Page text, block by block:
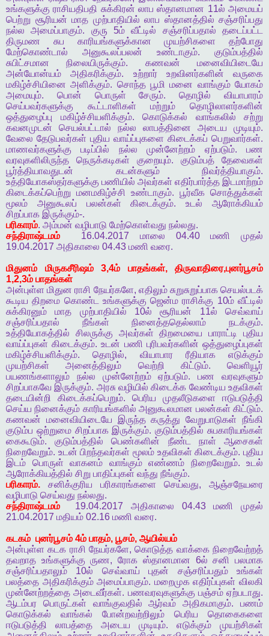
உங்களுக்கு ராசியதிபதி சுக்கிரன் லாப ஸ்தானமான 11ல் அமையப்
பெற்று சூரியன் மாத முற்பாதியில் லாப ஸ்தானத்தில் சஞ்சரிப்பது
நல்ல
அமைப்பாகும். குரு 5ம் வீட்டில் சஞ்சரிப்பதால்
தடைப்பட்ட
திருமண
சுப காரியங்களுக்கான முயற்சிகளை
தற்போது
மேற்கொண்டால்
அனுகூலப்பலன் உண்டாகும். குடும்பத்தில்
சுபிட்சமான
நிலையிருக்கும். கணவன்
மனைவியிடையே
அன்யோன்யம்
அதிகரிக்கும். உற்றார் உறவினர்களின்
வருகை
மகிழ்ச்சியினை அளிக்கும். சொந்த பூமி மனை வாங்கும் யோகம்
அமையும். பொன் பொருள் சேரும்.தொழில்
வியாபாரம்
செய்பவர்களுக்கு
கூட்டாளிகள் மற்றும்
தொழிலாளர்களின்
ஒத்துழைப்பு
மகிழ்ச்சியளிக்கும். கொடுக்கல் வாங்கலில்
சற்று
கவனமுடன்
செயல்பட்டால் நல்ல லாபத்தினை அடைய முடியும்.
வேலை தேடுபவர்கள் புதிய வாய்ப்புகளை கிடைக்கப் பெறுவார்கள்.
மாணவர்களுக்கு
படிப்பில் நல்ல முன்னேற்றம் ஏற்படும்.பண
வரவுகளிலிருந்த
நெருக்கடிகள் குறையும். குடும்பத்
தேவைகள்
பூர்த்தியாவதுடன்
கடன்களும் நிவர்த்தியாகும்.
உத்தியோகஸ்தர்களுக்கு பணியில் அவர்கள் எதிர்பார்த்த இடமாற்றம்
கிடைக்கப்பெற்று மனமகிழ்ச்சி உண்டாகும். பூர்வீக சொத்துக்கள்
மூலம்
அனுகூலப் பலன்கள் கிடைக்கும்.உடல்
ஆரோக்கியம்
சிறப்பாக இருக்கும்-.
பரிகாரம். அம்மன் வழிபாடு மேற்கொள்வது நல்லது.
சந்திராஷ்டமம் 16.04.2017 மாலை 04.40மணி
முதல்
19.04.2017 அதிகாலை 04.43 மணி வரை.
மிதுனம் மிருகசீரிஷம்3,4ம் பாதங்கள், திருவாதிரை,புனர்பூசம்
1,2,3ம் பாதங்கள்
அன்புள்ள மிதுன ராசி நேயர்களே, எதிலும் சுறுசுறுப்பாக செயல்படக்
கூடிய திறமை கொண்ட உங்களுக்கு ஜென்ம ராசிக்கு 10ம் வீட்டில்
சுக்கிரனும்
மாத முற்பாதியில் 10ல் சூரியன் 11ல்
செவ்வாய்
சஞ்சரிப்பதால்
நீங்கள் நினைத்ததெல்லாம் நடக்கும்.
உத்தியோகத்தில்
சிலருக்கு அவர்கள் திறமையை பாராட்டி
புதிய
வாய்ப்புகள் கிடைக்கும்.உடன் பணி புரிபவர்களின் ஒத்துழைப்புகள்
மகிழ்ச்சியளிக்கும்.தொழில், வியாபார ரீதியாக
எடுக்கும்
முயற்சிகள்
அனைத்திலும் வெற்றி கிட்டும். வெளியூர்
பயணங்களாலும்
நல்ல முன்னேற்றம் ஏற்படும்.பண
வரவுகளும்
சிறப்பாகவே இருக்கும். அரசு வழியில் கிடைக்க வேண்டிய உதவிகள்
தடையின்றி
கிடைக்கப்பெறும். பெரிய முதலீடுகளை
ஈடுபடுத்தி
செய்ய நினைக்கும் காரியங்களில் அனுகூலமான பலன்கள் கிட்டும்.
கணவன் மனைவியிடையே இருந்த கருத்து வேறுபாடுகள் நீங்கி
குடும்ப ஒற்றுமை சிறப்பாக இருக்கும்.குடும்பத்தில் சுபகாரியங்கள்
கைகூடும்.குடும்பத்தில் பெண்களின் நீண்ட நாள்
ஆசைகள்
நிறைவேறும். உடன் பிறந்தவர்கள் மூலம் உதவிகள் கிடைக்கும்.புதிய
இடம்
பொருள் வாகனம் வாங்கும் எண்ணம் நிறைவேறும். உடல்
ஆரோக்கியத்தில் சிறு பாதிப்புகள் வந்து நீங்கும்.
பரிகாரம். சனிக்குரிய பரிகாரங்களை செய்வது, ஆஞ்சநேயரை
வழிபாடு செய்வது நல்லது.
சந்திராஷ்டமம் 19.04.2017 அதிகாலை 04.43மணி
முதல்
21.04.2017 மதியம் 02.16 மணி வரை.
கடகம் புனர்பூசம் 4ம் பாதம், பூசம், ஆயில்யம்
அன்புள்ள கடக ராசி நேயர்களே,கொடுத்த வாக்கை நிறைவேற்றத்
தவறாத உங்களுக்கு ருண,ரோக ஸ்தானமான 6ல் சனி
பலமாக
சஞ்சரிப்பதாலும் 10ல் செவ்வாய் புதன் சஞ்சரிப்பதும்
உங்கள்
பலத்தை அதிகரிக்கும் அமைப்பாகும். மறைமுக எதிர்ப்புகள் விலகி
முன்னேற்றத்தை அடைவீர்கள். பணவரவுகளுக்கு பஞ்சம் ஏற்படாது.
ஆடம்பர
பொருட்கள் வாங்குவதில் ஆர்வம் அதிகமாகும்.பணம்
கொடுக்கல்
வாங்கல் போன்றவற்றிலும் பெரிய
தொகைகளை
ஈடுபடுத்தி
லாபத்தை அடைய முடியும். எடுக்கும்
முயற்சிகள்